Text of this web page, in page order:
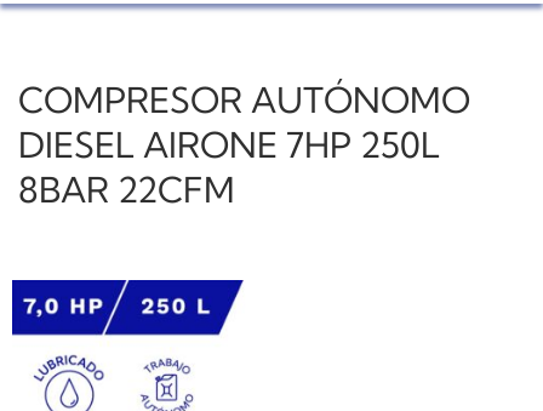
COMPRESOR AUTÓNOMO
DIESEL AIRONE 7HP 250L
8BAR 22CFM